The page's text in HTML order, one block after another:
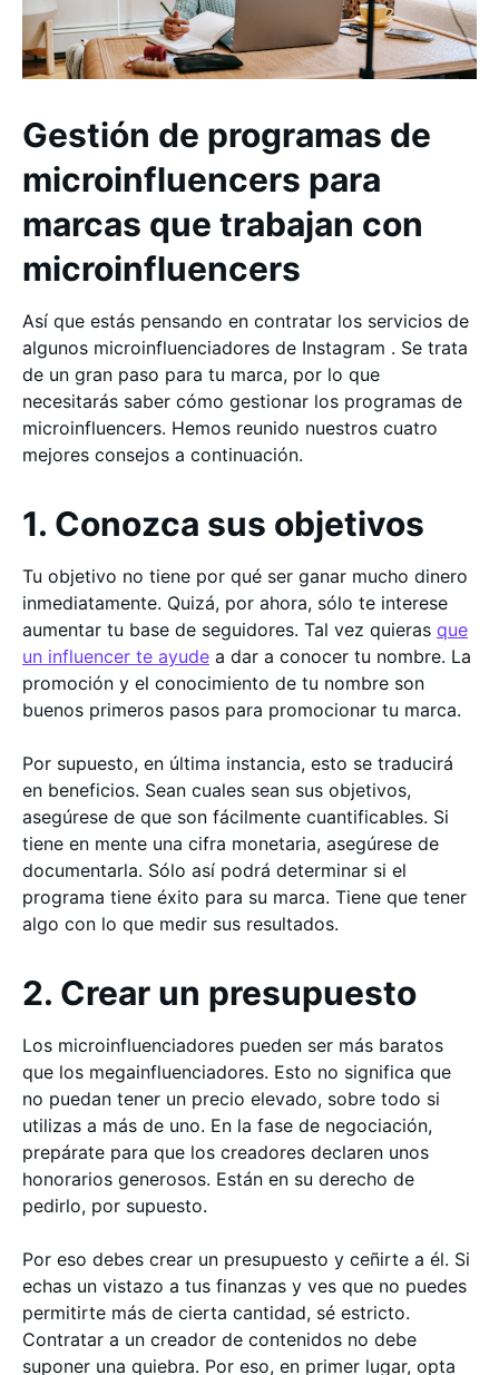
Gestión de programas de
microinfluencers para
marcas que trabajan con
microinfluencers
Así que estás pensando en contratar los servicios de
algunos microinfluenciadores de Instagram . Se trata
de un gran paso para tu marca, por lo que
necesitarás saber cómo gestionar los programas de
microinfluencers. Hemos reunido nuestros cuatro
mejores consejos a continuación.
1. Conozca sus objetivos
Tu objetivo no tiene por qué ser ganar mucho dinero
inmediatamente. Quizá, por ahora, sólo te interese
aumentar tu base de seguidores. Tal vez quieras que
un influencer te ayude a dar a conocer tu nombre. La
promoción y el conocimiento de tu nombre son
buenos primeros pasos para promocionar tu marca.
Por supuesto, en última instancia, esto se traducirá
en beneficios. Sean cuales sean sus objetivos,
asegúrese de que son fácilmente cuantificables. Si
tiene en mente una cifra monetaria, asegúrese de
documentarla. Sólo así podrá determinar si el
programa tiene éxito para su marca. Tiene que tener
algo con lo que medir sus resultados.
2. Crear un presupuesto
Los microinfluenciadores pueden ser más baratos
que los megainfluenciadores. Esto no significa que
no puedan tener un precio elevado, sobre todo si
utilizas a más de uno. En la fase de negociación,
prepárate para que los creadores declaren unos
honorarios generosos. Están en su derecho de
pedirlo, por supuesto.
Por eso debes crear un presupuesto y ceñirte a él. Si
echas un vistazo a tus finanzas y ves que no puedes
permitirte más de cierta cantidad, sé estricto.
Contratar a un creador de contenidos no debe
suponer una quiebra. Por eso, en primer lugar, opta